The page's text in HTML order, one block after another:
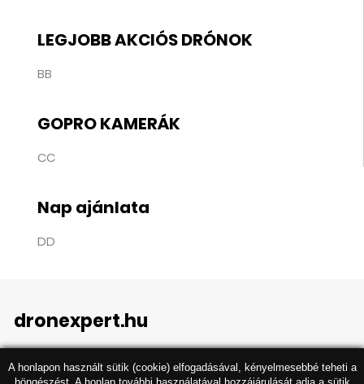
LEGJOBB AKCIÓS DRÓNOK
BB
GOPRO KAMERÁK
CC
Nap ajánlata
DD
dronexpert.hu
A honlapon használt sütik (cookie) elfogadásával, kényelmesebbé teheti a